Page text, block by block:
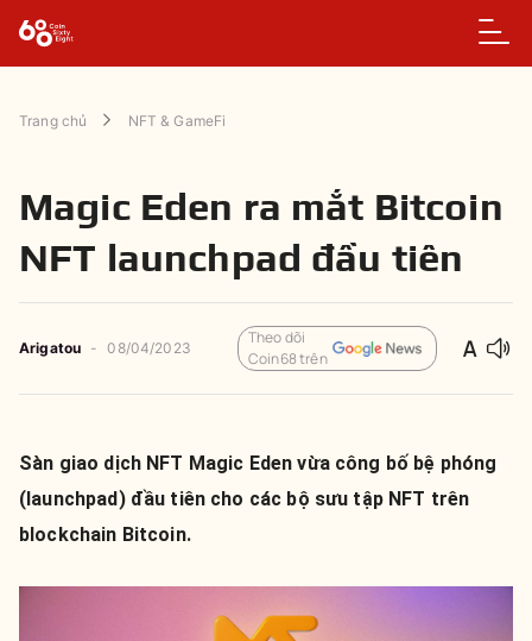
Trang chủ NFT & GameFi
Magic Eden ra mắt Bitcoin
NFT launchpad đầu tiên
Arigatou - 08/04/2023
Theo dõi
Coin68 trên
Sàn giao dịch NFT Magic Eden vừa công bố bệ phóng
(launchpad) đầu tiên cho các bộ sưu tập NFT trên
blockchain Bitcoin.